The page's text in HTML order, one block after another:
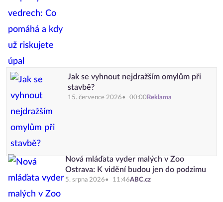
Jak se vyhnout nejdražším omylům při
stavbě?
15. července 2026 00:00 Reklama
Nová mláďata vyder malých v Zoo
Ostrava: K vidění budou jen do podzimu
5. srpna 2026 11:46ABC.cz